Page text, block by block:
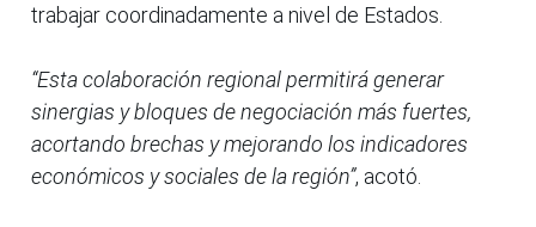
trabajar coordinadamente a nivel de Estados.
“Esta colaboración regional permitirá generar
sinergias y bloques de negociación más fuertes,
acortando brechas y mejorando los indicadores
económicos y sociales de la región”, acotó.